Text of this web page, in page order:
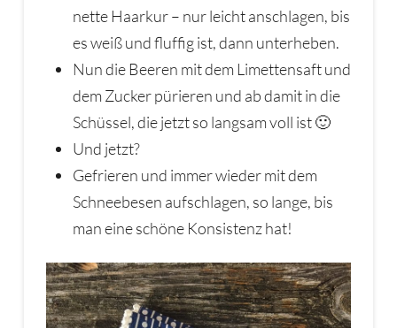
nette Haarkur – nur leicht anschlagen, bis
es weiß und fluffig ist, dann unterheben.
Nun die Beeren mit dem Limettensaft und
dem Zucker pürieren und ab damit in die
Schüssel, die jetzt so langsam voll ist 🙂
Und jetzt?
Gefrieren und immer wieder mit dem
Schneebesen aufschlagen, so lange, bis
man eine schöne Konsistenz hat!